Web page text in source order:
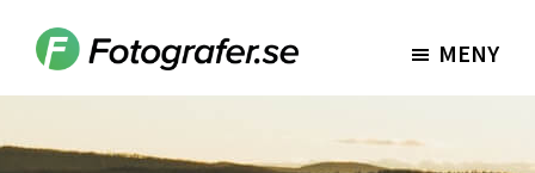
Fotografer.se MENY